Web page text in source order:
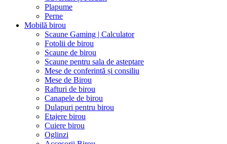
Plapume
Perne
Mobilă birou
Scaune Gaming | Calculator
Fotolii de birou
Scaune de birou
Scaune pentru sala de asteptare
Mese de conferintă și consiliu
Mese de Birou
Rafturi de birou
Canapele de birou
Dulapuri pentru birou
Etajere birou
Cuiere birou
Oglinzi